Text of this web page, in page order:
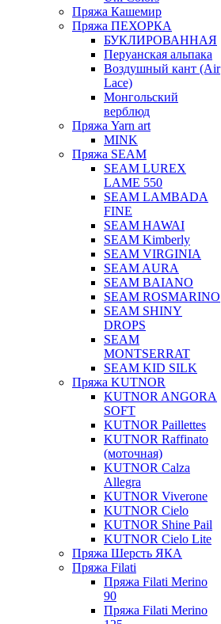
Пряжа Кашемир
Пряжа ПЕХОРКА
БУКЛИРОВАННАЯ
Перуанская альпака
Воздушный кант (Air
Lace)
Монгольский
верблюд
Пряжа Yarn art
MINK
Пряжа SEAM
SEAM LUREX
LAME 550
SEAM LAMBADA
FINE
SEAM HAWAI
SEAM Kimberly
SEAM VIRGINIA
SEAM AURA
SEAM BAIANO
SEAM ROSMARINO
SEAM SHINY
DROPS
SEAM
MONTSERRAT
SEAM KID SILK
Пряжа KUTNOR
KUTNOR ANGORA
SOFT
KUTNOR Paillettes
KUTNOR Raffinato
(моточная)
KUTNOR Calza
Allegra
KUTNOR Viverone
KUTNOR Cielo
KUTNOR Shine Pail
KUTNOR Cielo Lite
Пряжа Шерсть ЯКА
Пряжа Filati
Пряжа Filati Merino
90
Пряжа Filati Merino